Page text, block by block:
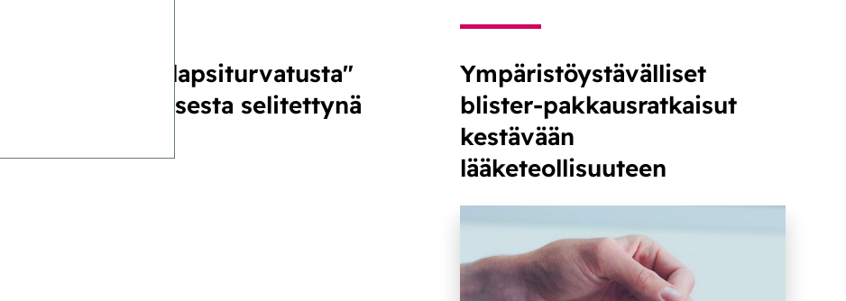
Totuus "lapsiturvatusta"
pakkauksesta selitettynä
Ympäristöystävälliset
blister-pakkausratkaisut
kestävään
lääketeollisuuteen